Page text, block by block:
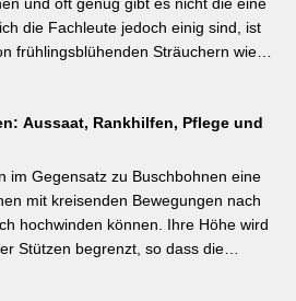
entfernen.
die Fachleute jedoch einig sind, ist
frühlingsblühenden Sträuchern wie
ihre Blütenknospen für das nächste
direkt nach der Blüte (bei Flieder:
ist die letzte Chance – wer jetzt noch
spätestens in den nächsten zwei
Überflüssige alte Triebe
das neue Holz ausreifen kann.
Aussaat, Rankhilfen, Pflege und
im Gegensatz zu Buschbohnen eine
mit kreisenden Bewegungen nach
hochwinden können. Ihre Höhe wird
Stützen begrenzt, so dass die